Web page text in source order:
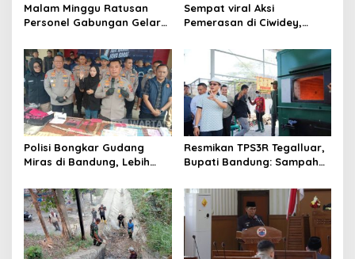
s
Malam Minggu Ratusan
Personel Gabungan Gelar
Besar Kabupaten Bandung
Sempat viral Aksi
Pemerasan di Ciwidey,
Pelaku
Polisi Bongkar Gudang
Miras di Bandung, Lebih
Resmikan TPS3R Tegalluar,
Bupati Bandung: Sampah
Pemerintah